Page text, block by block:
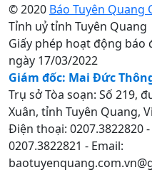
© 2020 Báo Tuyên Quang
Tỉnh uỷ tỉnh Tuyên Quang
Giấy phép hoạt động báo
ngày 17/03/2022
Giám đốc: Mai Đức
Trụ sở Tòa soạn: Số 219,
Xuân, tỉnh Tuyên Quang,
Điện thoại: 0207.3822820 -
0207.3822821 - Email: